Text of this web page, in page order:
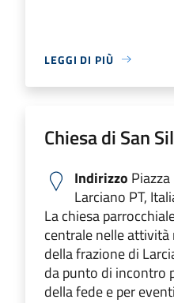
LEGGI DI PIÙ
Chiesa di San
Indirizzo
Larciano PT,
La chiesa
centrale nelle
della frazione di
da punto di incontro
della fede e per